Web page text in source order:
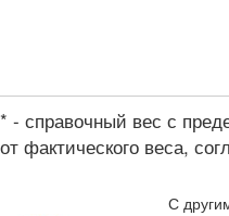
* - справочный вес с
от фактического веса,
С